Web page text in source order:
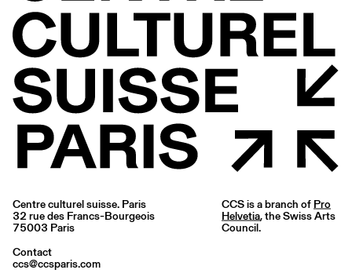
Centre culturel suisse. Paris
32 rue des Francs-Bourgeois
75003 Paris
Contact
ccs@ccsparis.com
CCS is a branch of Pro
Helvetia, the Swiss Arts
Council.